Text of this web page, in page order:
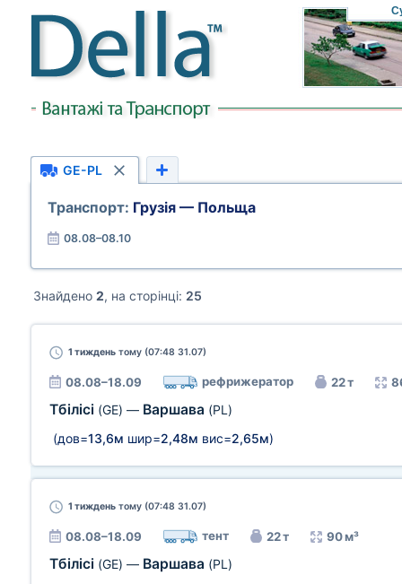
GE-PL
Транспорт: Грузія — Польща
08.08–08.10
Знайдено 2, на сторінці: 25
1 тиждень тому (07:48 31.07)
08.08–18.09 рефрижератор 22 т
Тбілісі (GE) — Варшава (PL)
(дов=13,6м шир=2,48м вис=2,65м)
1 тиждень тому (07:48 31.07)
08.08–18.09 тент 22 т 90 м³
Тбілісі (GE) — Варшава (PL)